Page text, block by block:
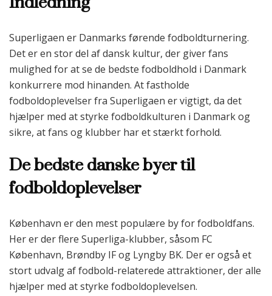
Superligaen er Danmarks førende fodboldturnering.
Det er en stor del af dansk kultur, der giver fans
mulighed for at se de bedste fodboldhold i Danmark
konkurrere mod hinanden. At fastholde
fodboldoplevelser fra Superligaen er vigtigt, da det
hjælper med at styrke fodboldkulturen i Danmark og
sikre, at fans og klubber har et stærkt forhold.
De bedste danske byer til
fodboldoplevelser
København er den mest populære by for fodboldfans.
Her er der flere Superliga-klubber, såsom FC
København, Brøndby IF og Lyngby BK. Der er også et
stort udvalg af fodbold-relaterede attraktioner, der alle
hjælper med at styrke fodboldoplevelsen.